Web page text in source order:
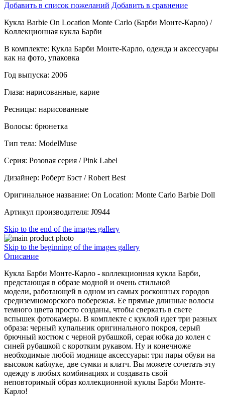
Добавить в список пожеланий Добавить в сравнение
Кукла Barbie On Location Monte Carlo (Барби Монте-Карло) /
Коллекционная кукла Барби
В комплекте: Кукла Барби Монте-Карло, одежда и аксессуары
как на фото, упаковка
Год выпуска: 2006
Глаза: нарисованные, карие
Ресницы: нарисованные
Волосы: брюнетка
Тип тела: ModelMuse
Серия: Розовая серия / Pink Label
Дизайнер: Роберт Бэст / Robert Best
Оригинальное название: On Location: Monte Carlo Barbie Doll
Артикул производителя: J0944
Skip to the end of the images gallery
Skip to the beginning of the images gallery
Описание
Кукла Барби Монте-Карло - коллекционная кукла Барби,
предстающая в образе модной и очень стильной
модели, работающей в одном из самых роскошных городов
средиземноморского побережья. Ее прямые длинные волосы
темного цвета просто созданы, чтобы сверкать в свете
вспышек фотокамеры. В комплекте с куклой идет три разных
образа: черный купальник оригинального покроя, серый
брючный костюм с черной рубашкой, серая юбка до колен с
синей рубашкой с коротким рукавом. Ну и конечноже
необходимые любой моднице аксессуары: три пары обуви на
высоком каблуке, две сумки и клатч. Вы можете сочетать эту
одежду в любых комбинациях и создавать свой
неповторимый образ коллекционной куклы Барби Монте-
Карло!